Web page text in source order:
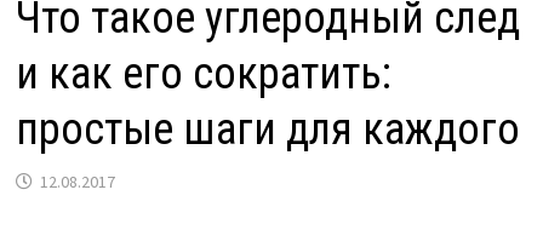
Что такое углеродный след
и как его сократить:
простые шаги для каждого
12.08.2017